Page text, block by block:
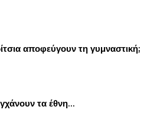
αποφεύγουν τη γυμναστική;
τα έθνη…